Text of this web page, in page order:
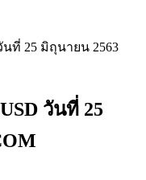
ที่ 25 มิถุนายน 2563
วันที่ 25